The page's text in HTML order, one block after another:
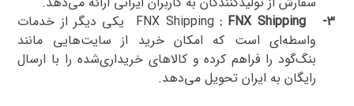
3-
FNX Shipping
:
FNX Shipping
یکی دیگر از خدمات
واسطه‌ای است که امکان خرید از سایت‌هایی مانند
بنگ‌گود را فراهم کرده و کالاهای خریداری‌شده را با ارسال
رایگان به ایران تحویل می‌دهد.